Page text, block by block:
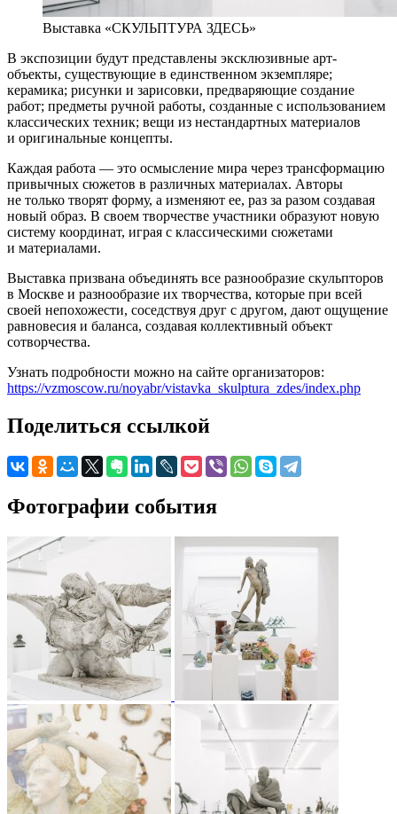
Выставка «СКУЛЬПТУРА ЗДЕСЬ»
В экспозиции будут представлены эксклюзивные арт-
объекты, существующие в единственном экземпляре;
керамика; рисунки и зарисовки, предваряющие создание
работ; предметы ручной работы, созданные с использованием
классических техник; вещи из нестандартных материалов
и оригинальные концепты.
Каждая работа — это осмысление мира через трансформацию
привычных сюжетов в различных материалах. Авторы
не только творят форму, а изменяют ее, раз за разом создавая
новый образ. В своем творчестве участники образуют новую
систему координат, играя с классическими сюжетами
и материалами.
Выставка призвана объединять все разнообразие скульпторов
в Москве и разнообразие их творчества, которые при всей
своей непохожести, соседствуя друг с другом, дают ощущение
равновесия и баланса, создавая коллективный объект
сотворчества.
Узнать подробности можно на сайте организаторов:
https://vzmoscow.ru/noyabr/vistavka_skulptura_zdes/index.php
Поделиться ссылкой
Фотографии события